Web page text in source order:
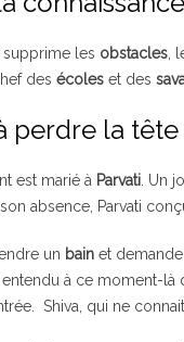
supprime les obstacles ,
des écoles et des
perdre la tête
est marié à Parvati . Un
absence, Parvati
un bain et
entendu à ce moment-là
Shiva, qui ne